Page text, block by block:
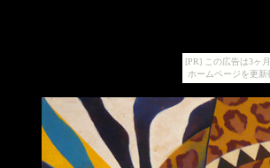
[PR] この広告は3ヶ
ホームページを更